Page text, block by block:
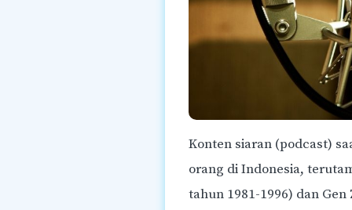
Konten siaran (podcast)
orang di Indonesia,
tahun 1981-1996) dan